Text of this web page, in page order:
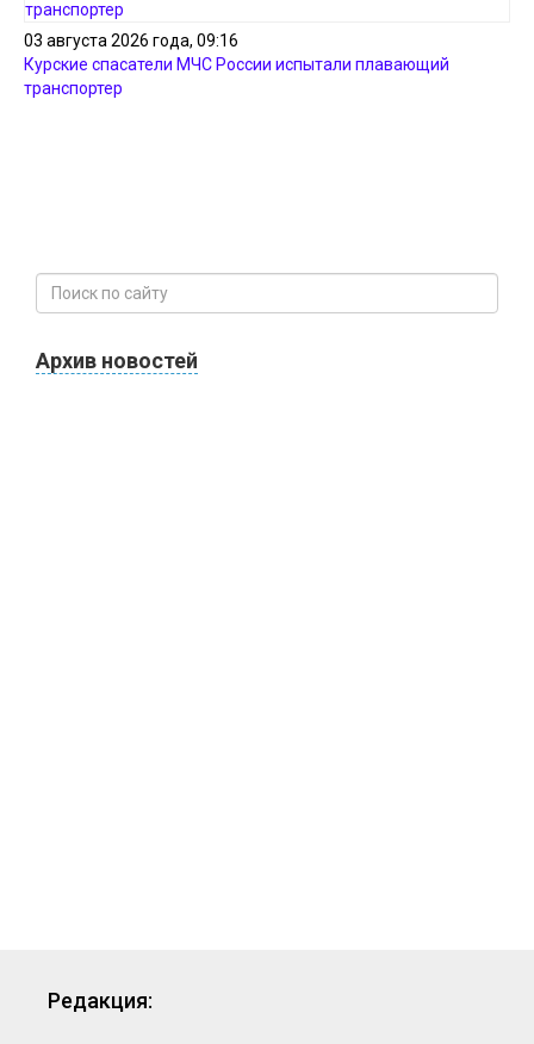
03 августа 2026 года, 09:16
Курские спасатели МЧС России испытали плавающий
транспортер
Архив новостей
Редакция: